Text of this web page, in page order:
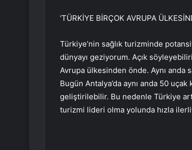
‘TÜRKİYE BİRÇOK AVRUPA
Türkiye’nin sağlık turizminde
dünyayı geziyorum. Açık
Avrupa ülkesinden önde. Aynı anda
Bugün Antalya’da aynı anda 50
geliştirilebilir. Bu nedenle Türkiye
turizmi lideri olma yolunda hızla